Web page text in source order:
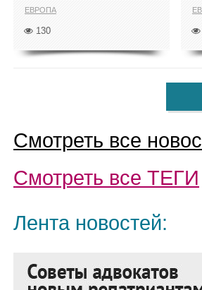
ЕВРОПА
130
Смотреть все
Смотреть все ТЕГИ
Лента новостей: